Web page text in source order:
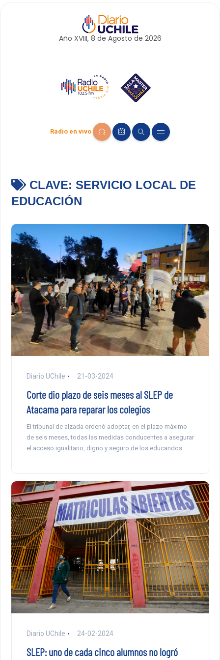
Año XVIII, 8 de Agosto de 2026
Radio en vivo
CLAVE: SERVICIO LOCAL DE
EDUCACIÓN
Diario UChile 21-03-2024
Corte dio plazo de seis meses al SLEP de
Atacama para reparar los colegios
El tribunal de alzada ordenó adoptar, en el plazo máximo
de seis meses, todas las medidas conducentes a asegurar
el acceso igualitario, digno y seguro de los educandos.
Diario UChile 24-02-2024
SLEP: uno de cada cinco alumnos no logró